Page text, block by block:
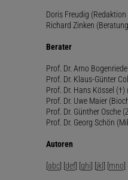
Doris Freudig
Richard Zinken
Berater
Prof. Dr. Arno
Prof. Dr. Klaus-Günter
Prof. Dr. Hans Kössel
Prof. Dr. Uwe Maier
Prof. Dr. Günther Osche
Prof. Dr. Georg Schön
Autoren
[abc] [def] [ghi] [jkl] [mno]